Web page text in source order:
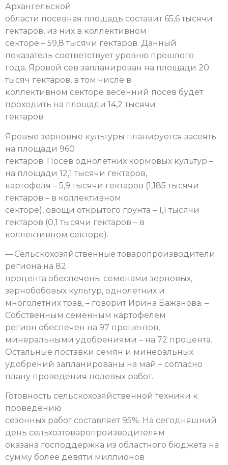
Архангельской
области посевная площадь составит 65,6 тысячи
гектаров, из них в коллективном
секторе – 59,8 тысячи гектаров. Данный
показатель соответствует уровню прошлого
года. Яровой сев запланирован на площади 20
тысяч гектаров, в том числе в
коллективном секторе весенний посев будет
проходить на площади 14,2 тысячи
гектаров.
Яровые зерновые культуры планируется засеять
на площади 960
гектаров. Посев однолетних кормовых культур –
на площади 12,1 тысячи гектаров,
картофеля – 5,9 тысячи гектаров (1,185 тысячи
гектаров – в коллективном
секторе), овощи открытого грунта – 1,1 тысячи
гектаров (0,1 тысячи гектаров – в
коллективном секторе).
— Сельскохозяйственные товаропроизводители
региона на 82
процента обеспечены семенами зерновых,
зернобобовых культур, однолетних и
многолетних трав, – говорит Ирина Бажанова. –
Собственным семенным картофелем
регион обеспечен на 97 процентов,
минеральными удобрениями – на 72 процента.
Остальные поставки семян и минеральных
удобрений запланированы на май – согласно
плану проведения полевых работ.
Готовность сельскохозяйственной техники к
проведению
сезонных работ составляет 95%. На сегодняшний
день сельхозтоваропроизводителям
оказана господдержка из областного бюджета на
сумму более девяти миллионов